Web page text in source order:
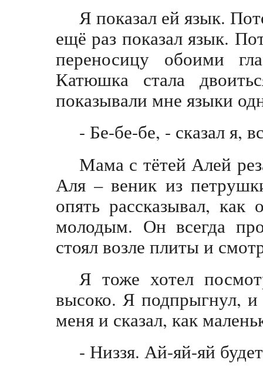
Я показал ей язык.
ещё раз показал язык.
переносицу обоими
Катюшка стала
показывали мне языки
- Бе-бе-бе, - сказал я,
Мама с тётей Алей
Аля – веник из
опять рассказывал,
молодым. Он всегда
стоял возле плиты и
Я тоже хотел
высоко. Я подпрыгнул, и
меня и сказал, как
- Низзя. Ай-яй-яй